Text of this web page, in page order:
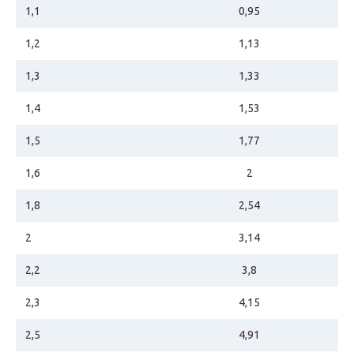
1,1 0,95
1,2 1,13
1,3 1,33
1,4 1,53
1,5 1,77
1,6 2
1,8 2,54
2 3,14
2,2 3,8
2,3 4,15
2,5 4,91